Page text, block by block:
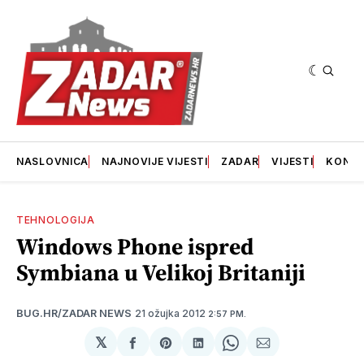
NASLOVNICA NAJNOVIJE VIJESTI ZADAR VIJESTI
TEHNOLOGIJA
Windows Phone ispred
Symbiana u Velikoj Britaniji
BUG.HR/ZADAR NEWS 21 ožujka 2012 2:57 PM.
𝕏
podijeliSharepodijeliSharepodijeli